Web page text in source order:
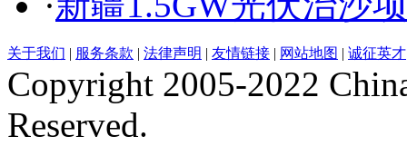
关于我们 | 服务条款 | 法律声明 | 友情链接 | 网站地图 | 诚征英才
Copyright 2005-2022
Reserved.